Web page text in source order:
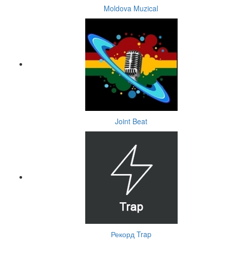
Moldova Muzical
Joint Beat
Рекорд Trap